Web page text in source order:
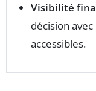
Visibilité
décision
accessibles.